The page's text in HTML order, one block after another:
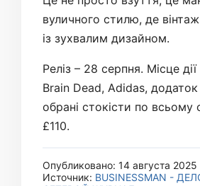
вуличного стилю, де
із зухвалим дизайном.
Реліз – 28 серпня. Місце
Brain Dead, Adidas,
обрані стокісти по всьому
£110.
Опубликовано: 14 августа 2025
Источник: BUSINESSMAN -